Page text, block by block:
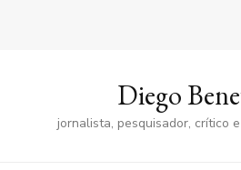
Diego
jornalista, pesquisador, crítico